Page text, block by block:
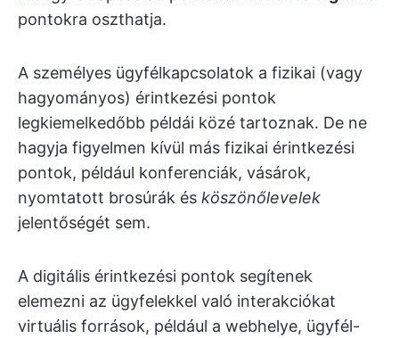
pontokra oszthatja.
A személyes ügyfélkapcsolatok a fizikai (vagy
hagyományos) érintkezési pontok
legkiemelkedőbb példái közé tartoznak. De ne
hagyja figyelmen kívül más fizikai érintkezési
pontok, például konferenciák, vásárok,
nyomtatott brosúrák és köszönőlevelek
jelentőségét sem.
A digitális érintkezési pontok segítenek
elemezni az ügyfelekkel való interakciókat
virtuális források, például a webhelye, ügyfél-